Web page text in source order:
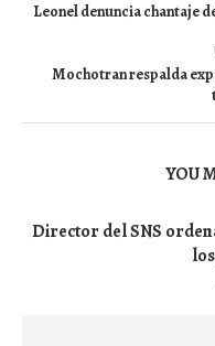
Leonel denuncia chantaje
Mochotran respalda
YOU
Director del SNS